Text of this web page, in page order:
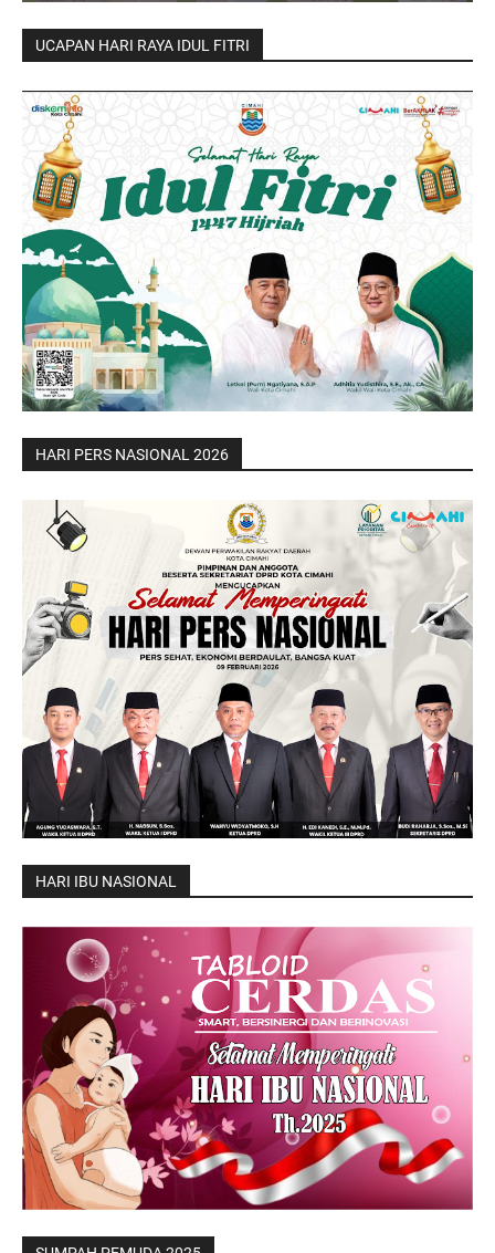
UCAPAN HARI RAYA IDUL FITRI
HARI PERS NASIONAL 2026
HARI IBU NASIONAL